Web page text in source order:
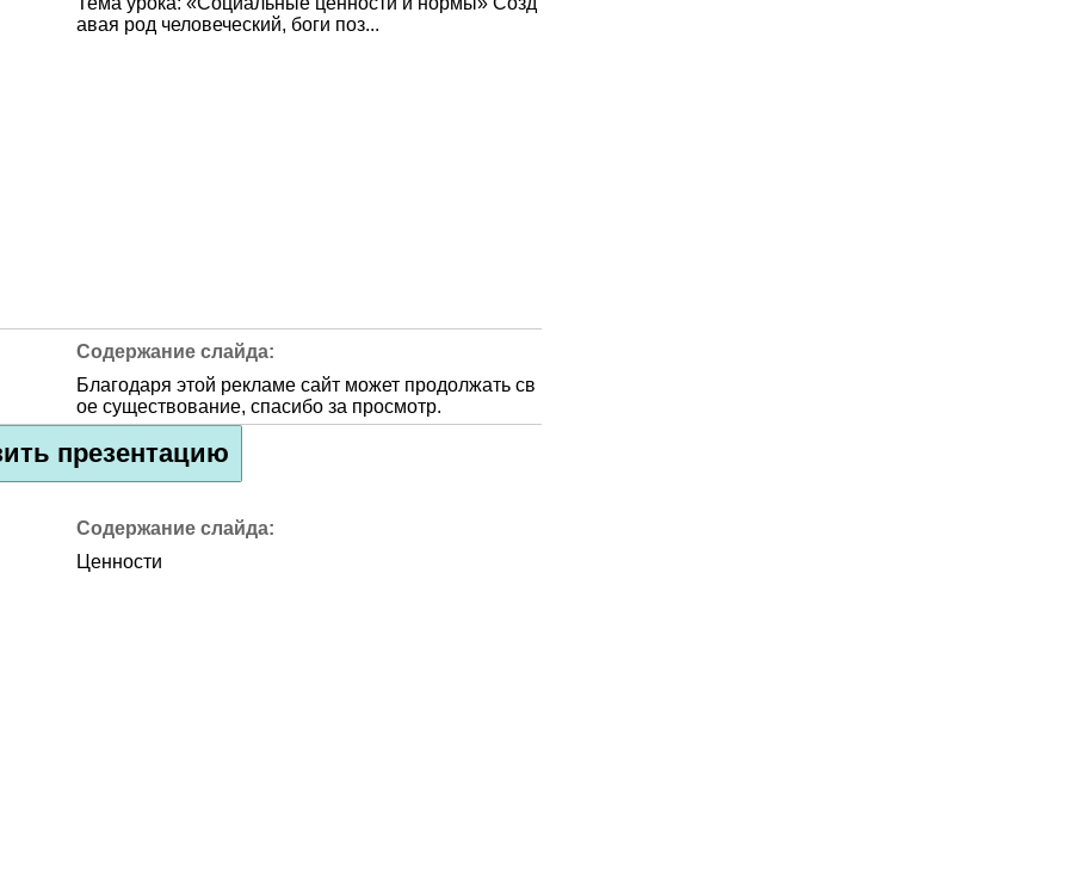
авая род человеческий, боги поз...
Благодаря этой рекламе сайт может продолжать св
ое существование, спасибо за просмотр.
презентацию
Ценности